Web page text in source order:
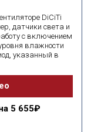
DiCiTi
датчики света и
с включением
влажности
указанный в
5 655₽